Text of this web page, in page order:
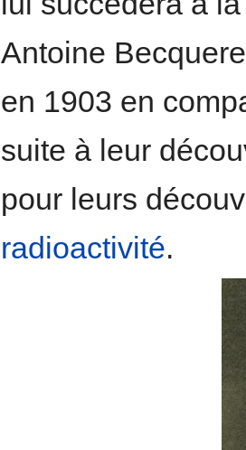
Antoine
en 1903 en
suite à leur
pour leurs
radioactivité.